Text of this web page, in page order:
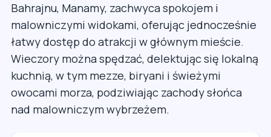
Bahrajnu, Manamy, zachwyca spokojem i
malowniczymi widokami, oferując jednocześnie
łatwy dostęp do atrakcji w głównym mieście.
Wieczory można spędzać, delektując się lokalną
kuchnią, w tym mezze, biryani i świeżymi
owocami morza, podziwiając zachody słońca
nad malowniczym wybrzeżem.